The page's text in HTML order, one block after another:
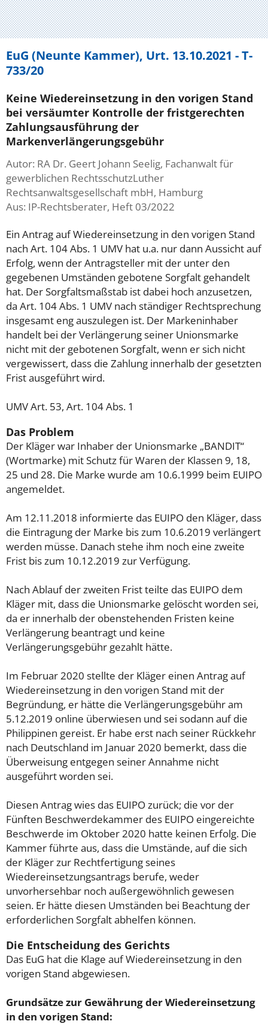
EuG (Neunte Kammer), Urt. 13.10.2021 - T-
733/20
Keine Wiedereinsetzung in den vorigen Stand
bei versäumter Kontrolle der fristgerechten
Zahlungsausführung der
Markenverlängerungsgebühr
Autor: RA Dr. Geert Johann Seelig, Fachanwalt für
gewerblichen RechtsschutzLuther
Rechtsanwaltsgesellschaft mbH, Hamburg
Aus: IP-Rechtsberater, Heft 03/2022
Ein Antrag auf Wiedereinsetzung in den vorigen Stand
nach Art. 104 Abs. 1 UMV hat u.a. nur dann Aussicht auf
Erfolg, wenn der Antragsteller mit der unter den
gegebenen Umständen gebotene Sorgfalt gehandelt
hat. Der Sorgfaltsmaßstab ist dabei hoch anzusetzen,
da Art. 104 Abs. 1 UMV nach ständiger Rechtsprechung
insgesamt eng auszulegen ist. Der Markeninhaber
handelt bei der Verlängerung seiner Unionsmarke
nicht mit der gebotenen Sorgfalt, wenn er sich nicht
vergewissert, dass die Zahlung innerhalb der gesetzten
Frist ausgeführt wird.
UMV Art. 53, Art. 104 Abs. 1
Das Problem
Der Kläger war Inhaber der Unionsmarke „BANDIT“
(Wortmarke) mit Schutz für Waren der Klassen 9, 18,
25 und 28. Die Marke wurde am 10.6.1999 beim EUIPO
angemeldet.
Am 12.11.2018 informierte das EUIPO den Kläger, dass
die Eintragung der Marke bis zum 10.6.2019 verlängert
werden müsse. Danach stehe ihm noch eine zweite
Frist bis zum 10.12.2019 zur Verfügung.
Nach Ablauf der zweiten Frist teilte das EUIPO dem
Kläger mit, dass die Unionsmarke gelöscht worden sei,
da er innerhalb der obenstehenden Fristen keine
Verlängerung beantragt und keine
Verlängerungsgebühr gezahlt hätte.
Im Februar 2020 stellte der Kläger einen Antrag auf
Wiedereinsetzung in den vorigen Stand mit der
Begründung, er hätte die Verlängerungsgebühr am
5.12.2019 online überwiesen und sei sodann auf die
Philippinen gereist. Er habe erst nach seiner Rückkehr
nach Deutschland im Januar 2020 bemerkt, dass die
Überweisung entgegen seiner Annahme nicht
ausgeführt worden sei.
Diesen Antrag wies das EUIPO zurück; die vor der
Fünften Beschwerdekammer des EUIPO eingereichte
Beschwerde im Oktober 2020 hatte keinen Erfolg. Die
Kammer führte aus, dass die Umstände, auf die sich
der Kläger zur Rechtfertigung seines
Wiedereinsetzungsantrags berufe, weder
unvorhersehbar noch außergewöhnlich gewesen
seien. Er hätte diesen Umständen bei Beachtung der
erforderlichen Sorgfalt abhelfen können.
Die Entscheidung des Gerichts
Das EuG hat die Klage auf Wiedereinsetzung in den
vorigen Stand abgewiesen.
Grundsätze zur Gewährung der Wiedereinsetzung
in den vorigen Stand: